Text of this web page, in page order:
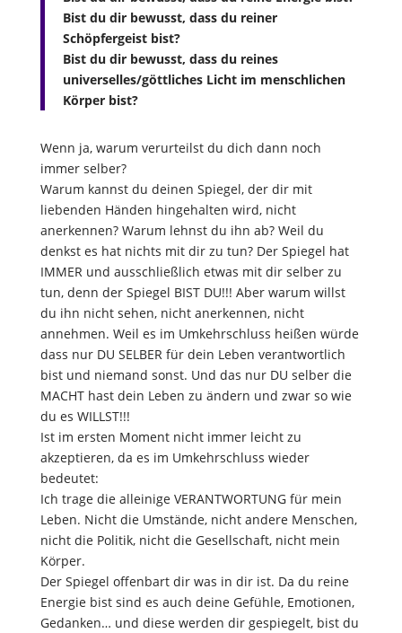
Bist du dir bewusst, dass du reiner
Schöpfergeist bist?
Bist du dir bewusst, dass du reines
universelles/göttliches Licht im menschlichen
Körper bist?
Wenn ja, warum verurteilst du dich dann noch
immer selber?
Warum kannst du deinen Spiegel, der dir mit
liebenden Händen hingehalten wird, nicht
anerkennen? Warum lehnst du ihn ab? Weil du
denkst es hat nichts mit dir zu tun? Der Spiegel hat
IMMER und ausschließlich etwas mit dir selber zu
tun, denn der Spiegel BIST DU!!! Aber warum willst
du ihn nicht sehen, nicht anerkennen, nicht
annehmen. Weil es im Umkehrschluss heißen würde
dass nur DU SELBER für dein Leben verantwortlich
bist und niemand sonst. Und das nur DU selber die
MACHT hast dein Leben zu ändern und zwar so wie
du es WILLST!!!
Ist im ersten Moment nicht immer leicht zu
akzeptieren, da es im Umkehrschluss wieder
bedeutet:
Ich trage die alleinige VERANTWORTUNG für mein
Leben. Nicht die Umstände, nicht andere Menschen,
nicht die Politik, nicht die Gesellschaft, nicht mein
Körper.
Der Spiegel offenbart dir was in dir ist. Da du reine
Energie bist sind es auch deine Gefühle, Emotionen,
Gedanken… und diese werden dir gespiegelt, bist du